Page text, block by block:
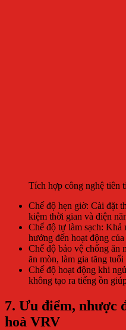
Tích hợp công nghệ tiên
Chế độ hẹn giờ: Cài đặt
kiệm thời gian và điện
Chế độ tự làm sạch: Khả
hưởng đến hoạt động
Chế độ bảo vệ chống ăn
ăn mòn, làm gia tăng
Chế độ hoạt động khi
không tạo ra tiếng ồn
7. Ưu điểm, nhược
hoà VRV